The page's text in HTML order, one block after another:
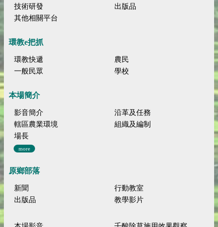
技術研發
出版品
其他相關平台
環教e把抓
環教快遞
農民
一般民眾
學校
本場簡介
影音簡介
沿革及任務
轄區農業環境
組織及編制
場長
more
原鄉部落
新聞
行動教室
出版品
教學影片